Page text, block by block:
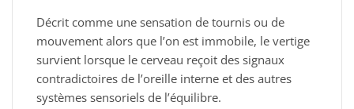
Décrit comme une sensation de tournis ou de
mouvement alors que l’on est immobile, le vertige
survient lorsque le cerveau reçoit des signaux
contradictoires de l’oreille interne et des autres
systèmes sensoriels de l’équilibre.